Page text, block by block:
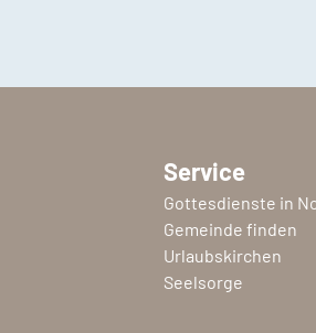
Service
Gottesdienste in
Gemeinde finden
Urlaubskirchen
Seelsorge